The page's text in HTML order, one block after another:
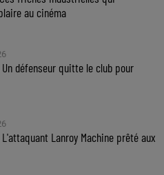
au cinéma
Un défenseur quitte le club pour
L'attaquant Lanroy Machine prêté aux